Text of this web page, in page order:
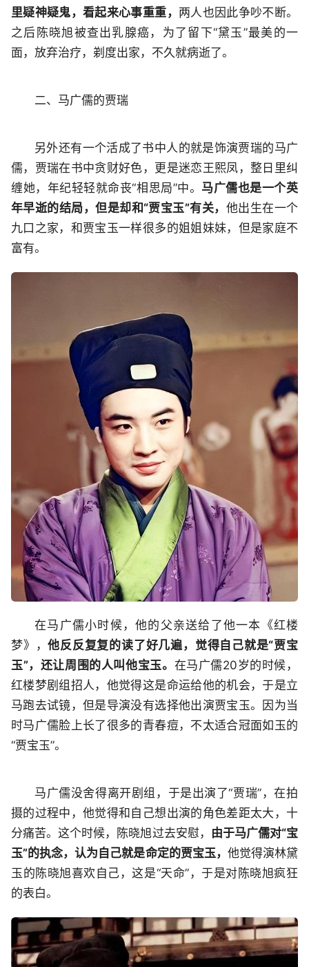
里疑神疑鬼，看起来心事重重， 两人也因此争吵不断。
之后陈晓旭被查出乳腺癌，为了留下“黛玉”最美的一
面，放弃治疗，剃度出家，不久就病逝了。
二、马广儒的贾瑞
另外还有一个活成了书中人的就是饰演贾瑞的马广
儒，贾瑞在书中贪财好色，更是迷恋王熙凤，整日里纠
缠她，年纪轻轻就命丧“相思局”中。 马广儒也是一个英
年早逝的结局，但是却和“贾宝玉”有关， 他出生在一个
九口之家，和贾宝玉一样很多的姐姐妹妹，但是家庭不
富有。
在马广儒小时候，他的父亲送给了他一本《红楼
梦》，他反反复复的读了好几遍，觉得自己就是“贾宝
玉”，还让周围的人叫他宝玉。 在马广儒20岁的时候，
红楼梦剧组招人，他觉得这是命运给他的机会，于是立
马跑去试镜，但是导演没有选择他出演贾宝玉。因为当
时马广儒脸上长了很多的青春痘，不太适合冠面如玉的
“贾宝玉”。
马广儒没舍得离开剧组，于是出演了“贾瑞”，在拍
摄的过程中，他觉得和自己想出演的角色差距太大，十
分痛苦。这个时候，陈晓旭过去安慰，
由于马广儒对“宝
玉”的执念，认为自己就是命定的贾宝玉， 他觉得演林黛
玉的陈晓旭喜欢自己，这是“天命”，于是对陈晓旭疯狂
的表白。